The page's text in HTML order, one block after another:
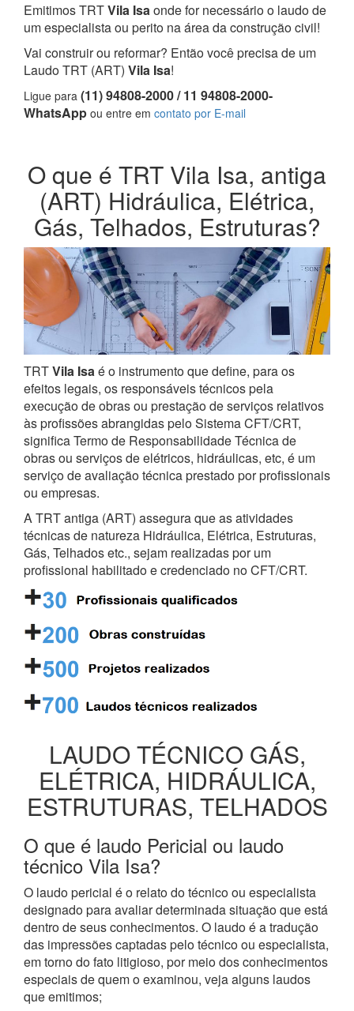
Emitimos TRTVila Isaonde for necessário o laudo de
um especialista ou perito na área da construção civil!
Vai construir ou reformar? Então você precisa de um
Laudo TRT (ART) Vila Isa!
Ligue para (11) 94808-2000 / 11 94808-2000-
WhatsApp ou entre em contato por E-mail
O que é TRT Vila Isa, antiga
(ART) Hidráulica, Elétrica,
Gás, Telhados, Estruturas?
TRTVila Isaé o instrumento que define, para os
efeitos legais, os responsáveis técnicos pela
execução de obras ou prestação de serviços relativos
às profissões abrangidas pelo Sistema CFT/CRT,
significa Termo de Responsabilidade Técnica de
obras ou serviços de elétricos, hidráulicas, etc, é um
serviço de avaliação técnica prestado por profissionais
ou empresas.
A TRT antiga (ART) assegura que as atividades
técnicas de natureza Hidráulica, Elétrica, Estruturas,
Gás, Telhados etc., sejam realizadas por um
profissional habilitado e credenciado no CFT/CRT.
LAUDO TÉCNICO GÁS,
ELÉTRICA, HIDRÁULICA,
ESTRUTURAS, TELHADOS
O que é laudo Pericial ou laudo
técnico Vila Isa?
O laudo pericial é o relato do técnico ou especialista
designado para avaliar determinada situação que está
dentro de seus conhecimentos. O laudo é a tradução
das impressões captadas pelo técnico ou especialista,
em torno do fato litigioso, por meio dos conhecimentos
especiais de quem o examinou, veja alguns laudos
que emitimos;